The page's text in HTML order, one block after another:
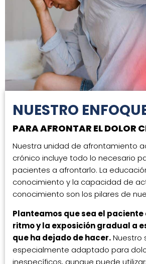
NUESTRO
PARA AFRONTAR EL DOLOR
Nuestra unidad de afrontamiento
crónico incluye todo lo necesario
pacientes a afrontarlo. La
conocimiento y la capacidad de
conocimiento son los pilares de
Planteamos que sea el paciente
ritmo y la exposición gradual a
que ha dejado de hacer.Nuestro
especialmente adaptado para